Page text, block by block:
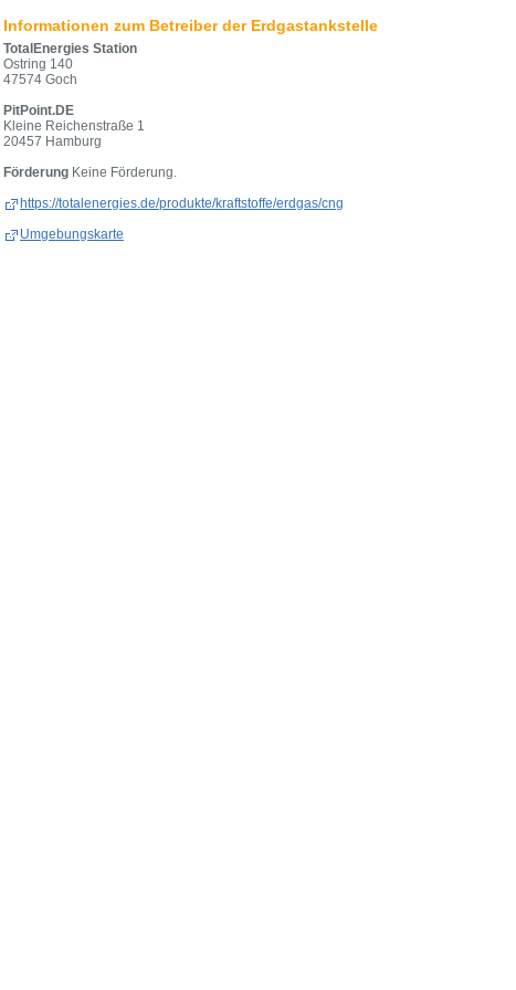
Informationen zum Betreiber der Erdgastankstelle
TotalEnergies Station
Ostring 140
47574 Goch
PitPoint.DE
Kleine Reichenstraße 1
20457 Hamburg
Förderung Keine Förderung.
https://totalenergies.de/produkte/kraftstoffe/erdgas/cng
Umgebungskarte